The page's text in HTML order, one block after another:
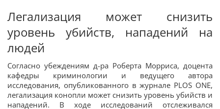
Легализация может снизить
уровень убийств, нападений на
людей
Согласно убеждениям д-ра Роберта Морриса, доцента
кафедры криминологии и ведущего автора
исследования, опубликованного в журнале PLOS ONE,
легализация конопли может снизить уровень убийств и
нападений. В ходе исследований отслеживался